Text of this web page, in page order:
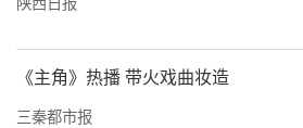
《主角》热播 带火戏曲妆造
三秦都市报